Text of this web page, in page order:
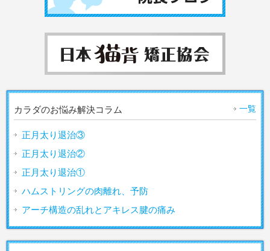
カラダのお悩み解決コラム 一覧
正月太り退治③
正月太り退治②
正月太り退治①
ハムストリングの肉離れ、予防
アーチ構造の乱れとアキレス腱の痛み